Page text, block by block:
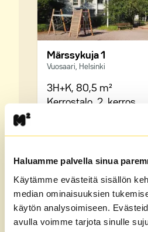
Haluamme palvella sinua
Käytämme evästeitä sisällön
median ominaisuuksien
käytön analysoimiseen.
avulla voimme tarjota sinulle
Märssykuja 1
Vuosaari, Helsinki
3H+K, 80,5 m²
Kerrostalo, 2. kerros
Katso kaikki vapaat